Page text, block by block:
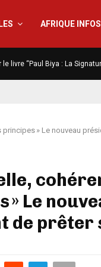
AFRIQUE INFOS
le livre “Paul Biya : La
» Le nouveau
» Le
de